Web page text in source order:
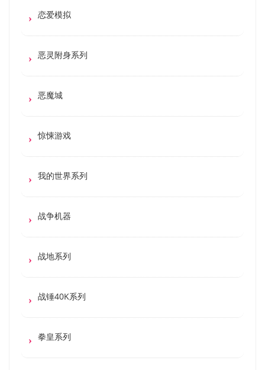
恋爱模拟
恶灵附身系列
恶魔城
惊悚游戏
我的世界系列
战争机器
战地系列
战锤40K系列
拳皇系列